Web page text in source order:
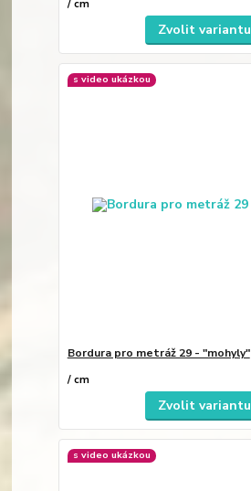
/cm
Zvolit variantu
s video ukázkou
Bordura pro metráž 29 - "mohyly"
/cm
Zvolit variantu
s video ukázkou